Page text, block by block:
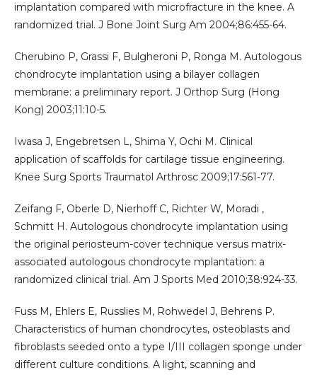
implantation compared with microfracture in the knee. A
randomized trial. J Bone Joint Surg Am 2004;86:455-64.
Cherubino P, Grassi F, Bulgheroni P, Ronga M. Autologous
chondrocyte implantation using a bilayer collagen
membrane: a preliminary report. J Orthop Surg (Hong
Kong) 2003;11:10-5.
Iwasa J, Engebretsen L, Shima Y, Ochi M. Clinical
application of scaffolds for cartilage tissue engineering.
Knee Surg Sports Traumatol Arthrosc 2009;17:561-77.
Zeifang F, Oberle D, Nierhoff C, Richter W, Moradi ,
Schmitt H. Autologous chondrocyte implantation using
the original periosteum-cover technique versus matrix-
associated autologous chondrocyte mplantation: a
randomized clinical trial. Am J Sports Med 2010;38:924-33.
Fuss M, Ehlers E, Russlies M, Rohwedel J, Behrens P.
Characteristics of human chondrocytes, osteoblasts and
fibroblasts seeded onto a type I/III collagen sponge under
different culture conditions. A light, scanning and